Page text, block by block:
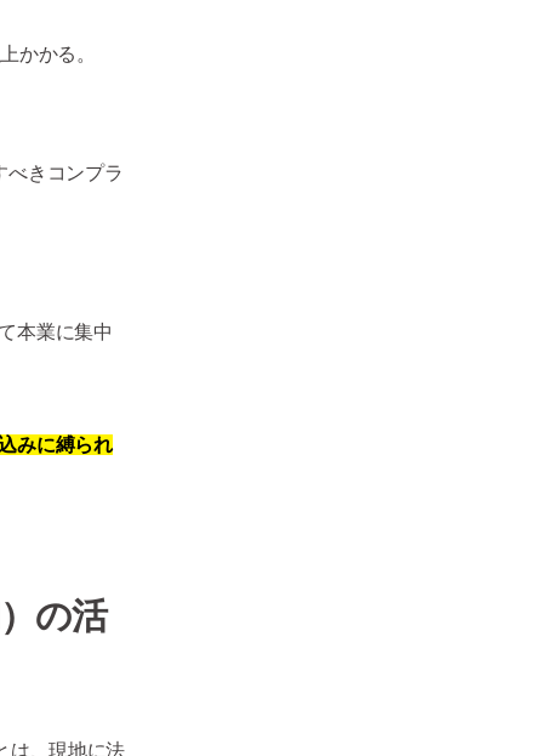
かかる。
べきコンプラ
本業に集中
みに縛られ
）の活
は、現地に法